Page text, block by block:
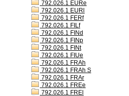
792.026.1 EURe
792.026.1 EURl
792.026.1 FERf
792.026.1 FILf
792.026.1 FINd
792.026.1 FINp
792.026.1 FINt
792.026.1 FIUe
792.026.1 FRAh
792.026.1 FRAh S
792.026.1 FRAr
792.026.1 FREe
792.026.1 FREl